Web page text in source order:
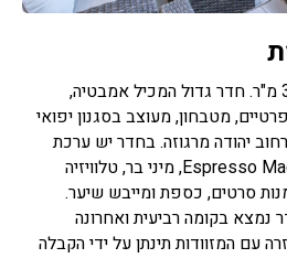
חדר סוויטה - חדר בגודל 32 מ"ר. חדר גדול המכיל אמבטיה,
מטבחון, מעוצב בסגנון יפואי
יהודה מרגוזה. בחדר יש ערכת
קפה, מכונת אספרסו Espresso Machine, מיני בר, טלוויזיה
סרטים, כספת ומייבש שיער.
נמצא בקומה רביעית ואחרונה
עם המזוודות תינתן על ידי הקבלה